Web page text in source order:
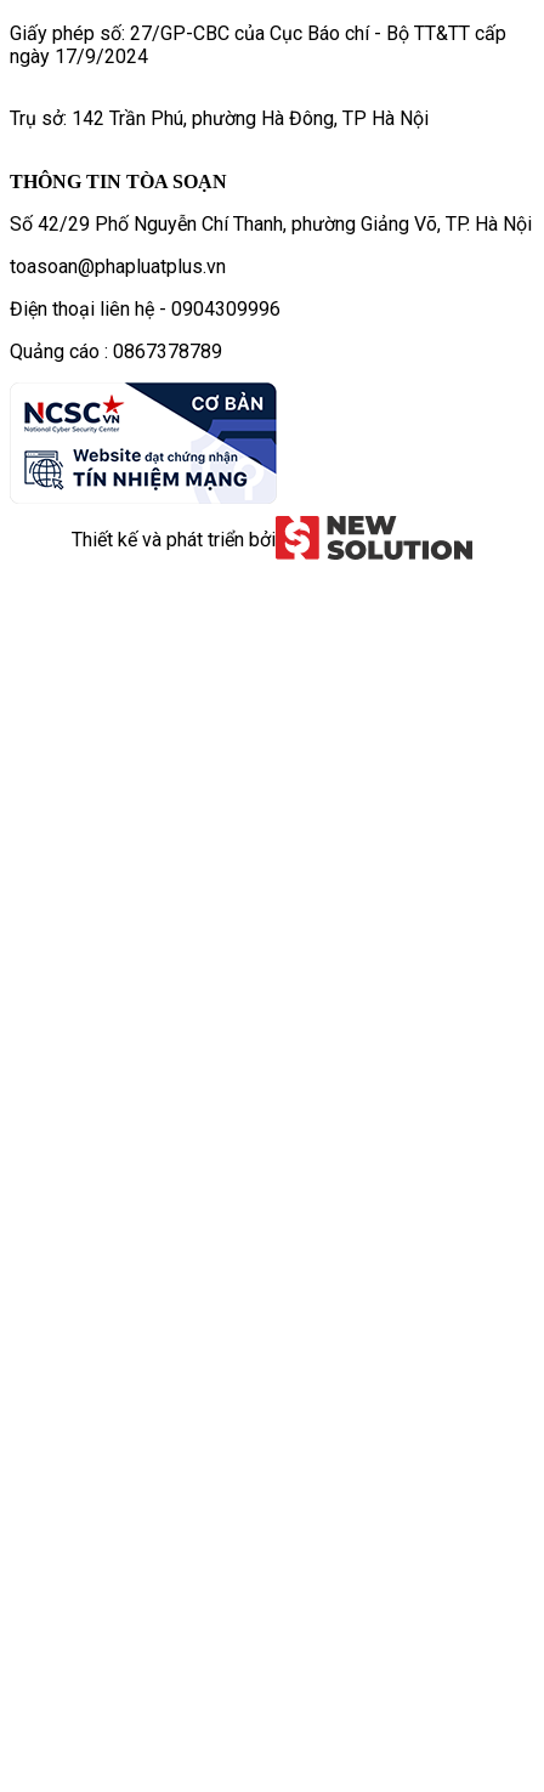
Giấy phép số: 27/GP-CBC của Cục Báo chí - Bộ TT&TT cấp
ngày 17/9/2024
Trụ sở: 142 Trần Phú, phường Hà Đông, TP Hà Nội
THÔNG TIN TÒA SOẠN
Số 42/29 Phố Nguyễn Chí Thanh, phường Giảng Võ, TP. Hà Nội
toasoan@phapluatplus.vn
Điện thoại liên hệ - 0904309996
Quảng cáo : 0867378789
Thiết kế và phát triển bởi